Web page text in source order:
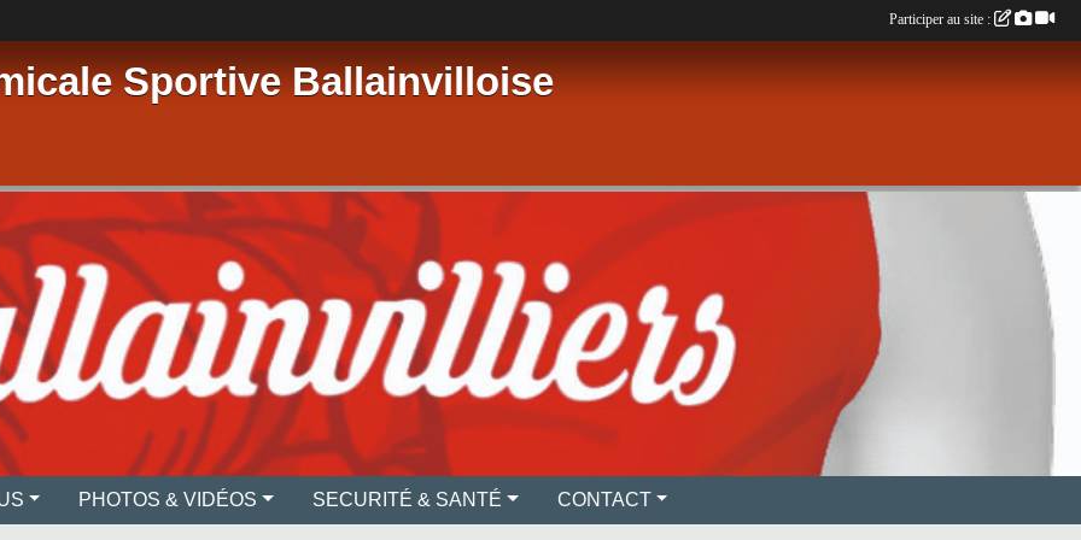
Sportive Ballainvilloise
PHOTOS & VIDÉOS SECURITÉ & SANTÉ CONTACT
Participer au site :